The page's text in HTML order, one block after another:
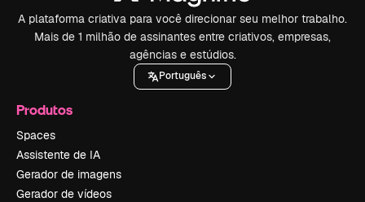
A plataforma criativa para você direcionar seu melhor trabalho.
Mais de 1 milhão de assinantes entre criativos, empresas,
agências e estúdios.
Português
Produtos
Spaces
Assistente de IA
Gerador de imagens
Gerador de vídeos